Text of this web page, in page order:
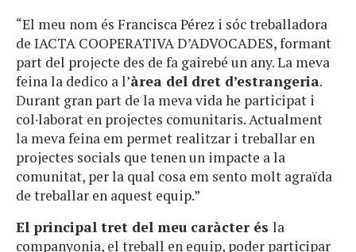
“El meu nom és Francisca Pérez i sóc treballadora
de IACTA COOPERATIVA D’ADVOCADES, formant
part del projecte des de fa gairebé un any. La meva
feina la dedico a l’àrea del dret d’estrangeria.
Durant gran part de la meva vida he participat i
col·laborat en projectes comunitaris. Actualment
la meva feina em permet realitzar i treballar en
projectes socials que tenen un impacte a la
comunitat, per la qual cosa em sento molt agraïda
de treballar en aquest equip.”
El principal tret del meu caràcter és la
companyonia, el treball en equip, poder participar